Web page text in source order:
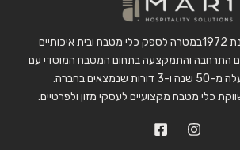
MAR1 הוקמה בשנת 1972במטרה לספק כלי מטבח ובית איכותיים
התרחבה והתמקצעה בתחום המטבח המוסדי עם
שנמצאים בחברה.